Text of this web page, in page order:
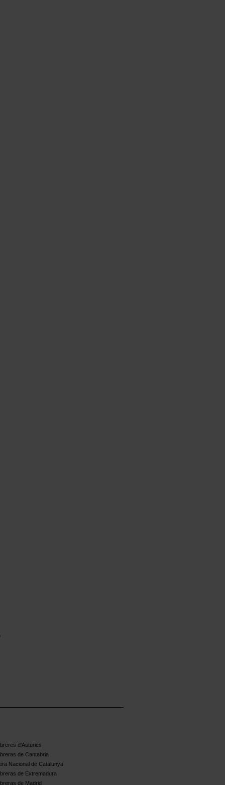
d'Asturies
de Cantabria
Nacional de Catalunya
de Extremadura
de Madrid